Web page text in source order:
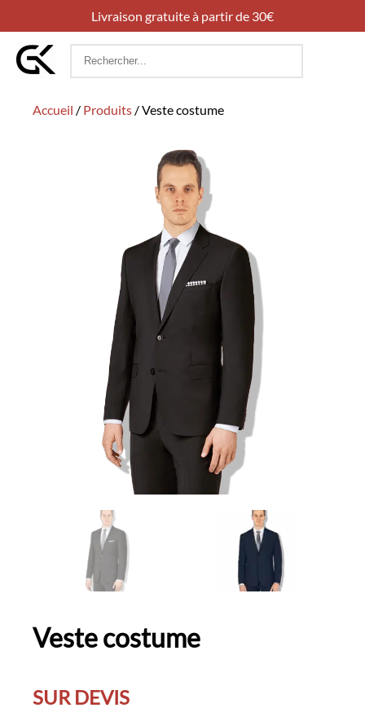
Livraison gratuite à partir de 30€
Rechercher
Accueil / Produits /Veste costume
Veste costume
SUR DEVIS